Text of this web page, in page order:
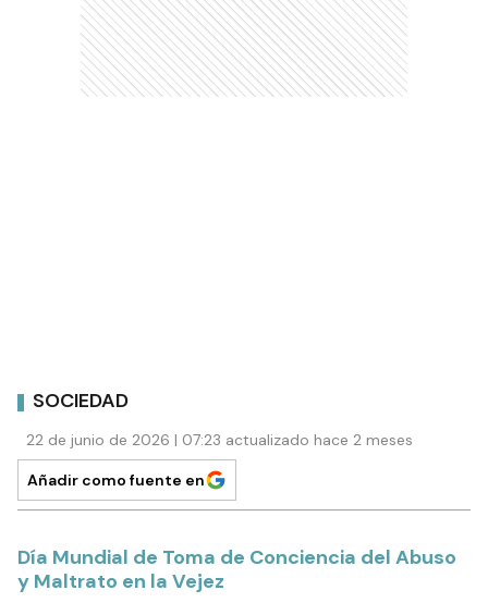
SOCIEDAD
22 de junio de 2026 | 07:23 actualizado hace 2 meses
Añadir como fuente en
Día Mundial de Toma de Conciencia del Abuso
y Maltrato en la Vejez